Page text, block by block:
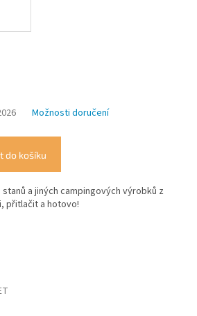
Možnosti doručení
do košíku
a jiných campingových výrobků z
přitlačit a hotovo!